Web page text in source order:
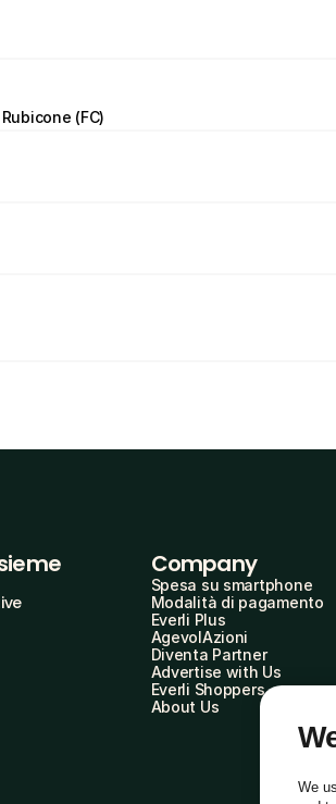
(FC)
Company
Spesa su smartphone
Modalità di pagamento
Everli Plus
AgevolAzioni
Diventa Partner
Advertise with Us
Everli Shoppers
About Us
We